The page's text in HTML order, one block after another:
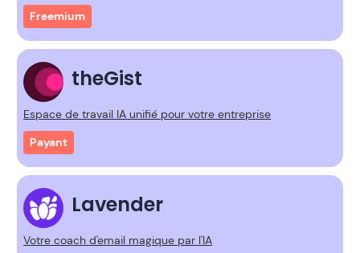
Freemium
theGist
Espace de travail IA unifié pour votre entreprise
Payant
Lavender
Votre coach d'email magique par l'IA